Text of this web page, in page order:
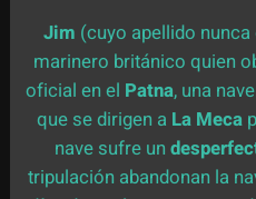
Jim (cuyo apellido
marinero británico quien
oficial en el Patna, una
que se dirigen a La Meca
nave sufre un
tripulación abandonan la